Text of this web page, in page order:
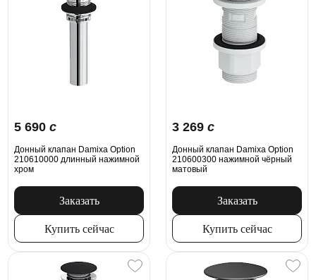
5 690 c
Донный клапан Damixa Option
210610000 длинный нажимной
хром
Заказать
Купить сейчас
3 269 c
Донный клапан Damixa Option
210600300 нажимной чёрный
матовый
Заказать
Купить сейчас